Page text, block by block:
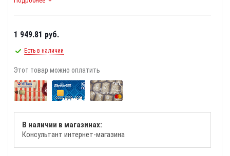
1 949.81 руб.
Есть в наличии
Этот товар можно оплатить
В наличии в магазинах:
Консультант интернет-магазина